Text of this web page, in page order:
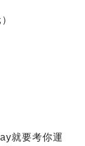
就要考你運